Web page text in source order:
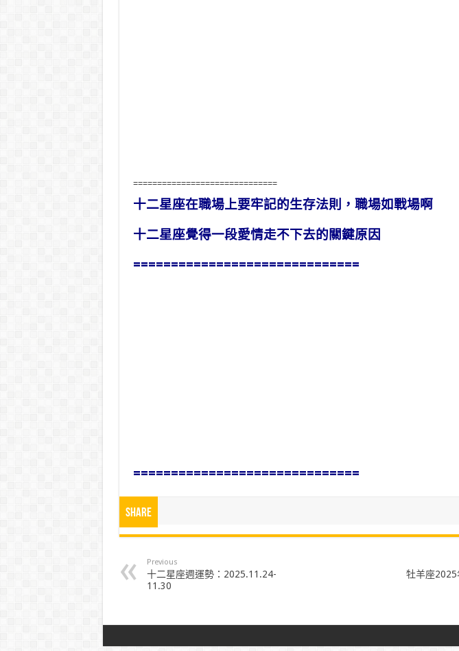
==============================
十二星座在職場上要牢記的生存法則，職場如戰場啊
十二星座覺得一段愛情走不下去的關鍵原因
==============================
==============================
Share
Previous
十二星座週運勢：2025.11.24-
11.30
牡羊座